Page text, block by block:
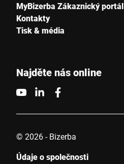
MyBizerba Zákaznický portál
Kontakty
Tisk & média
Najděte nás online
© 2026 - Bizerba
Údaje o společnosti